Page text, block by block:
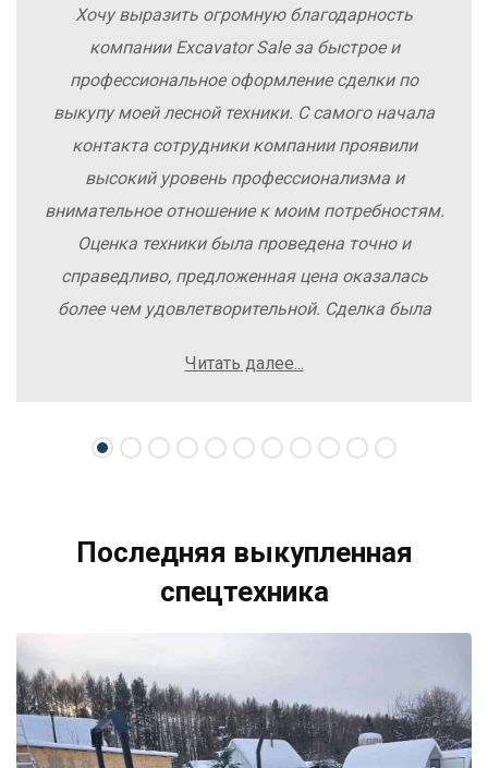
Хочу выразить огромную благодарность
компании Excavator Sale за быстрое и
профессиональное оформление сделки по
выкупу моей лесной техники. С самого начала
контакта сотрудники компании проявили
высокий уровень профессионализма и
внимательное отношение к моим потребностям.
Оценка техники была проведена точно и
справедливо, предложенная цена оказалась
более чем удовлетворительной. Сделка была
осложнений. Рекомендую компанию Excavator
свою спецтехнику.
Читать далее...
Последняя выкупленная
спецтехника